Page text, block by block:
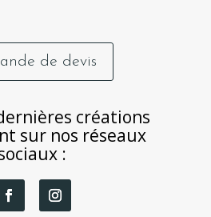
de devis
créations
sur nos réseaux
: